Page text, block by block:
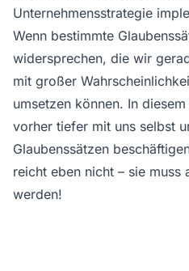
Unternehmensstrategie
Wenn bestimmte
widersprechen, die wir
mit großer
umsetzen können. In
vorher tiefer mit uns selbst
Glaubenssätzen
reicht eben nicht – sie muss
werden!